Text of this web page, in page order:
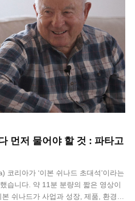
먼저 물어야 할 것 : 파타고
코리아가 ‘이본 쉬나드 초대석’​이라는
습니다. 약 11분 분량의 짧은 영상이
쉬나드가 사업과 성장, 제품, 환경에